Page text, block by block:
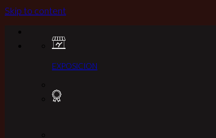
Skip to content
EXPOSICION